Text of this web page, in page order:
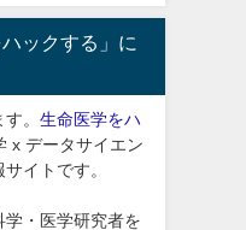
ックする」に
。 生命医学をハ
x データサイエン
イトです。
・医学研究者を